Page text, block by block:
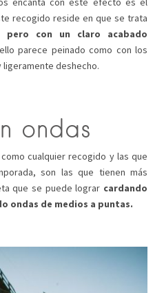
recogido reside en que se trata
pero con un claro acabado
parece peinado como con los
ligeramente deshecho.
ondas
cualquier recogido y las que
son las que tienen más
que se puede lograr cardando
ondas de medios a puntas.